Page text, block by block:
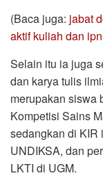
(Baca juga: jabat
aktif kuliah dan
Selain itu ia juga
dan karya tulis
merupakan siswa
Kompetisi Sains
sedangkan di KIR
UNDIKSA, dan
LKTI di UGM.